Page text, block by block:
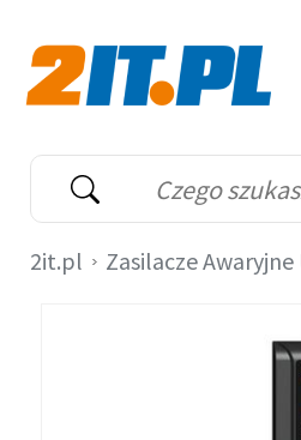
Wyszukiwarka
Słowo kluczowe
2it.pl Zasilacze Awaryjne